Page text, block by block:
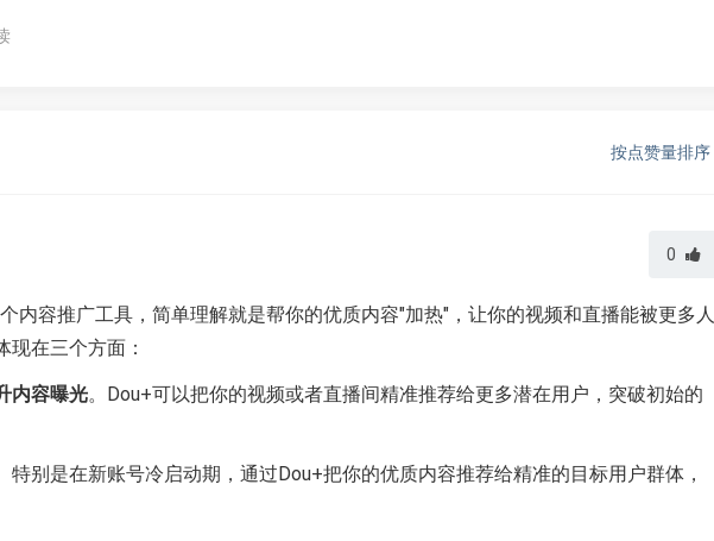
按点赞量排序
0
内容推广工具，简单理解就是帮你的优质内容"加热"，让你的视频和直播能被更多人
现在三个方面：
内容曝光。Dou+可以把你的视频或者直播间精准推荐给更多潜在用户，突破初始的
特别是在新账号冷启动期，通过Dou+把你的优质内容推荐给精准的目标用户群体，